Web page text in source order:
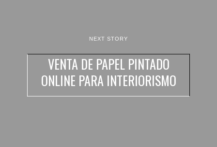
NEXT STORY
VENTA DE PAPEL PINTADO
ONLINE PARA INTERIORISMO